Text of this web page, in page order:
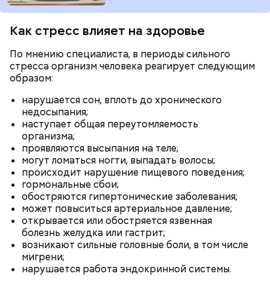
Как стресс влияет на здоровье
По мнению специалиста, в периоды сильного
стресса организм человека реагирует следующим
образом:
нарушается сон, вплоть до хронического
недосыпания;
наступает общая переутомляемость
организма;
проявляются высыпания на теле;
могут ломаться ногти, выпадать волосы;
происходит нарушение пищевого поведения;
гормональные сбои;
обостряются гипертонические заболевания;
может повыситься артериальное давление;
открывается или обостряется язвенная
болезнь желудка или гастрит;
возникают сильные головные боли, в том числе
мигрени;
нарушается работа эндокринной системы.
— В дыне содержится много сахара, который
представлен фруктозой. С одной стороны — это
хорошо, потому что дает энергию. Но важно
помнить, что сладкими дынями не нужно сильно
увлекаться, так же как и арбузами, людям с
сахарным диабетом и лишним весом, —
подчеркнула доктор.